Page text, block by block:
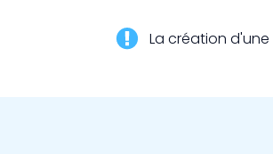
La création